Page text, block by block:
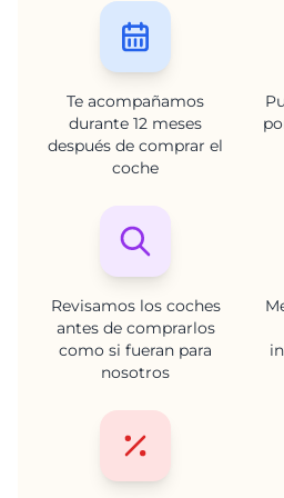
Te acompañamos
durante 12 meses
después de comprar el
coche
Revisamos los coches
antes de comprarlos
como si fueran para
nosotros